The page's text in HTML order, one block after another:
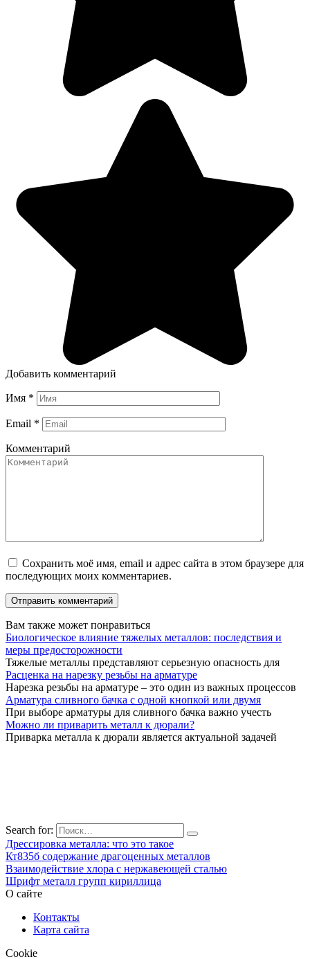
Добавить комментарий
Имя *
Email *
Комментарий
Сохранить моё имя, email и адрес сайта в этом браузере для
последующих моих комментариев.
Вам также может понравиться
Биологическое влияние тяжелых металлов: последствия и
меры предосторожности
Тяжелые металлы представляют серьезную опасность для
Расценка на нарезку резьбы на арматуре
Нарезка резьбы на арматуре – это один из важных процессов
Арматура сливного бачка с одной кнопкой или двумя
При выборе арматуры для сливного бачка важно учесть
Можно ли приварить металл к дюрали?
Приварка металла к дюрали является актуальной задачей
Search for:
Дрессировка металла: что это такое
Кт835б содержание драгоценных металлов
Взаимодействие хлора с нержавеющей сталью
Шрифт металл групп кириллица
О сайте
Контакты
Карта сайта
Cookie